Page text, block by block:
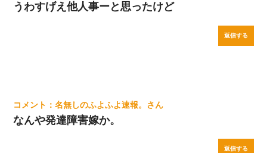
うわすげえ他人事ーと思ったけど
返信する
名無しのふよふよ速報。
なんや発達障害嫁か。
返信する